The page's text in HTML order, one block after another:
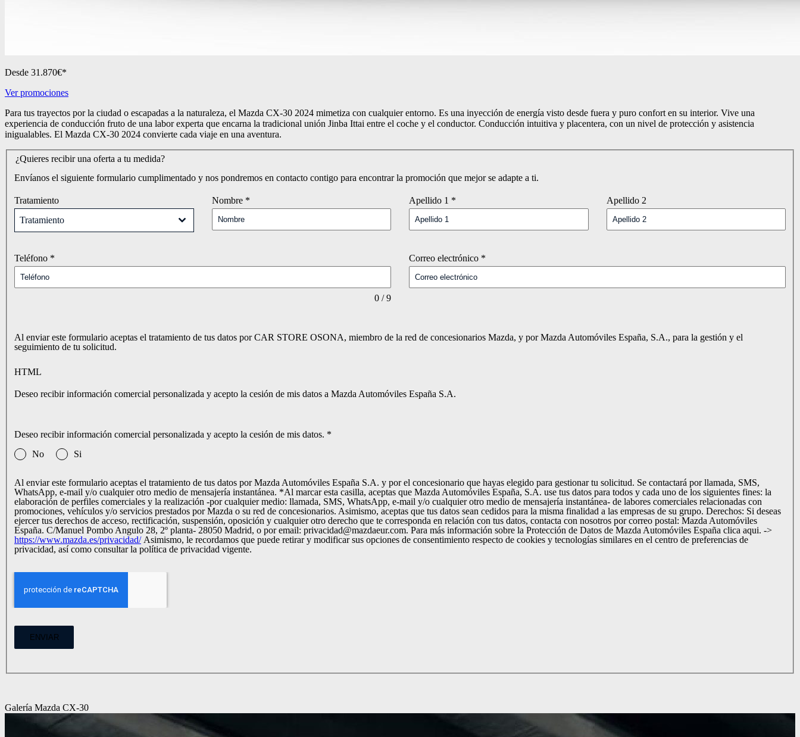
Desde 31.870€*
Ver promociones
Para tus trayectos por la ciudad o escapadas a la naturaleza, el Mazda CX-30 2024 mimetiza con cualquier entorno. Es una inyección de energía visto desde fuera y puro confort en su interior. Vive una
experiencia de conducción fruto de una labor experta que encarna la tradicional unión Jinba Ittai entre el coche y el conductor. Conducción intuitiva y placentera, con un nivel de protección y asistencia
inigualables. El Mazda CX-30 2024 convierte cada viaje en una aventura.
¿Quieres recibir una oferta a tu medida?
Envíanos el siguiente formulario cumplimentado y nos pondremos en contacto contigo para encontrar la promoción que mejor se adapte a ti.
Tratamiento
Tratamiento
Nombre * Apellido 1 * Apellido 2
Teléfono *
0 / 9
Correo electrónico *
Al enviar este formulario aceptas el tratamiento de tus datos por CAR STORE OSONA, miembro de la red de concesionarios Mazda, y por Mazda Automóviles España, S.A., para la gestión y el
seguimiento de tu solicitud.
HTML
Deseo recibir información comercial personalizada y acepto la cesión de mis datos a Mazda Automóviles España S.A.
Deseo recibir información comercial personalizada y acepto la cesión de mis datos. *
No
Si
Al enviar este formulario aceptas el tratamiento de tus datos por Mazda Automóviles España S.A. y por el concesionario que hayas elegido para gestionar tu solicitud. Se contactará por llamada, SMS,
WhatsApp, e-mail y/o cualquier otro medio de mensajería instantánea. *Al marcar esta casilla, aceptas que Mazda Automóviles España, S.A. use tus datos para todos y cada uno de los siguientes fines: la
elaboración de perfiles comerciales y la realización -por cualquier medio: llamada, SMS, WhatsApp, e-mail y/o cualquier otro medio de mensajería instantánea- de labores comerciales relacionadas con
promociones, vehículos y/o servicios prestados por Mazda o su red de concesionarios. Asimismo, aceptas que tus datos sean cedidos para la misma finalidad a las empresas de su grupo. Derechos: Si deseas
ejercer tus derechos de acceso, rectificación, suspensión, oposición y cualquier otro derecho que te corresponda en relación con tus datos, contacta con nosotros por correo postal: Mazda Automóviles
España. C/Manuel Pombo Angulo 28, 2º planta- 28050 Madrid, o por email: privacidad@mazdaeur.com. Para más información sobre la Protección de Datos de Mazda Automóviles España clica aqui. ->
https://www.mazda.es/privacidad/Asimismo, le recordamos que puede retirar y modificar sus opciones de consentimiento respecto de cookies y tecnologías similares en el centro de preferencias de
privacidad, así como consultar la política de privacidad vigente.
ENVIAR
Galería Mazda CX-30